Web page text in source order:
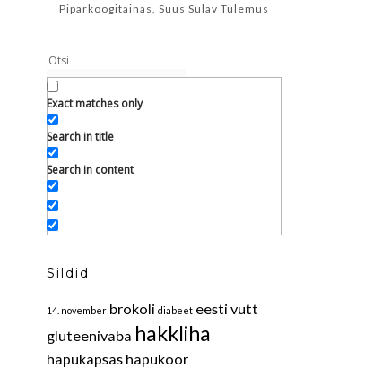
Piparkoogitainas, Suus Sulav Tulemus
Exact matches only
Search in title
Search in content
Sildid
14. november brokoli diabeet eesti vutt
gluteenivaba hakkliha
hapukapsas hapukoor